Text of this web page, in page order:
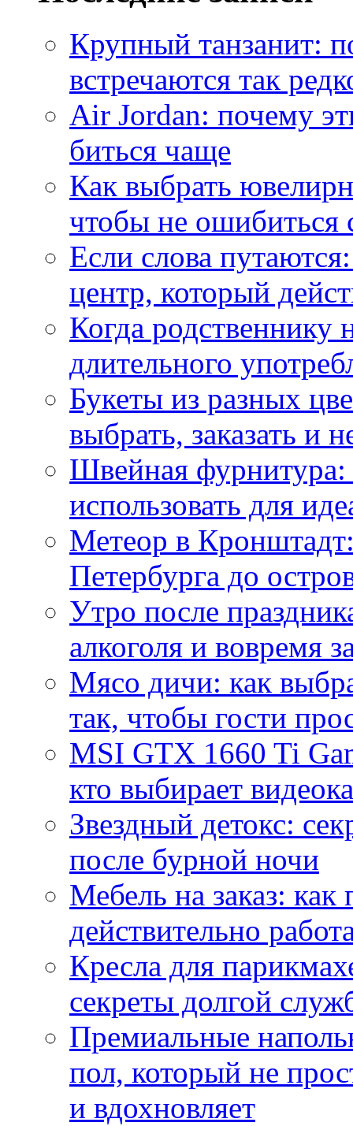
Крупный танзанит:
встречаются так
Air Jordan: почему
биться чаще
Как выбрать
чтобы не ошибиться
Если слова
центр, который
Когда
длительного
Букеты из разных
выбрать, заказать и
Швейная фурнитура:
использовать для
Метеор в
Петербурга до
Утро после
алкоголя и вовремя
Мясо дичи: как
так, чтобы гости
MSI GTX 1660 Ti
кто выбирает
Звездный детокс:
после бурной ночи
Мебель на заказ:
действительно
Кресла для
секреты долгой
Премиальные
пол, который не
и вдохновляет